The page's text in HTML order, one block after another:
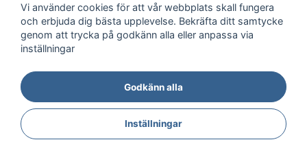
Kontakt
Projekt
2026- Alla rättigheter reserverade
IntegritetspolicyKöpvillkor
Vi använder cookies för att vår webbplats skall fungera
och erbjuda dig bästa upplevelse. Bekräfta ditt samtycke
genom att trycka på godkänn alla eller anpassa via
inställningar
Godkänn alla
Inställningar